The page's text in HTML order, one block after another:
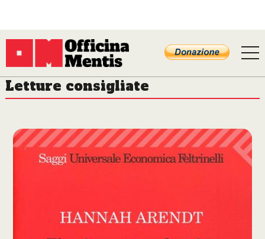
Letture consigliate